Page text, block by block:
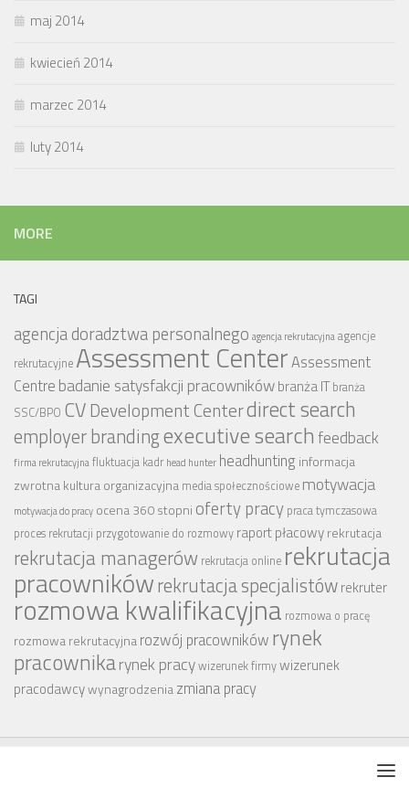
maj 2014
kwiecień 2014
marzec 2014
luty 2014
MORE
TAGI
agencja doradztwa personalnego agencja rekrutacyjnaagencje
rekrutacyjne Assessment CenterAssessment
Centre badanie satysfakcji pracownikówbranża IT branża
SSC/BPO CV Development Centerdirect search
employer brandingexecutive searchfeedback
firma rekrutacyjnafluktuacja kadr head hunter headhunting informacja
zwrotnakultura organizacyjna media społecznościowe motywacja
motywacja do pracy ocena 360 stopni oferty pracy praca tymczasowa
proces rekrutacji przygotowanie do rozmowy raport płacowyrekrutacja
rekrutacja managerów rekrutacja online rekrutacja
pracownikówrekrutacja specjalistówrekruter
rozmowa kwalifikacyjna rozmowa o pracę
rozmowa rekrutacyjnarozwój pracowników rynek
pracownikarynek pracywizerunek firmywizerunek
pracodawcywynagrodzeniazmiana pracy